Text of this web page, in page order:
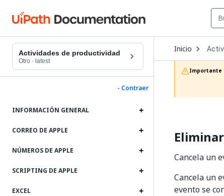
Actividades de productividad
Otro · latest
- Contraer
INFORMACIÓN GENERAL
CORREO DE APPLE
NÚMEROS DE APPLE
SCRIPTING DE APPLE
EXCEL
Inicio Open
to
Importante
Cancela un
Cancela un
evento se